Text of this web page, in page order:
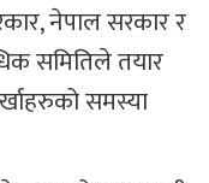
नेपाल सरकार र
समितिले तयार
समस्या